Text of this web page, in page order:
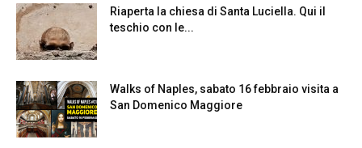
Riaperta la chiesa di Santa Luciella. Qui il
teschio con le...
Walks of Naples, sabato 16 febbraio visita a
San Domenico Maggiore